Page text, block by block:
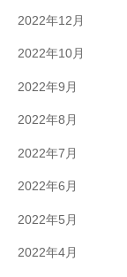
2022年12月
2022年10月
2022年9月
2022年8月
2022年7月
2022年6月
2022年5月
2022年4月